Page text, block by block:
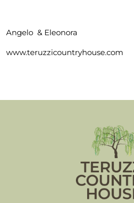
Angelo & Eleonora
www.teruzzicountryhouse.com